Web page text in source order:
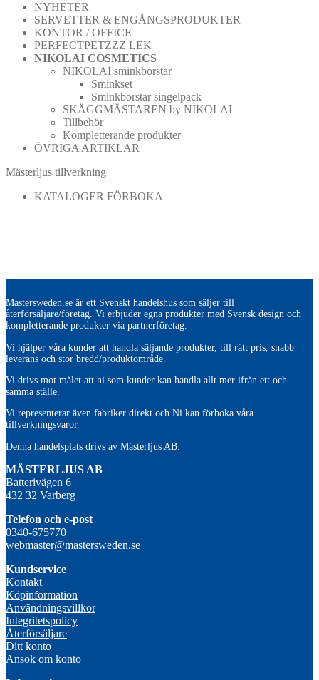
NYHETER
SERVETTER & ENGÅNGSPRODUKTER
KONTOR / OFFICE
PERFECTPETZZZ LEK
NIKOLAI COSMETICS
NIKOLAI sminkborstar
Sminkset
Sminkborstar singelpack
SKÄGGMÄSTAREN by NIKOLAI
Tillbehör
Kompletterande produkter
ÖVRIGA ARTIKLAR
Mästerljus tillverkning
KATALOGER FÖRBOKA
Mastersweden.se är ett Svenskt handelshus som säljer till
återförsäljare/företag. Vi erbjuder egna produkter med Svensk design och
kompletterande produkter via partnerföretag.
Vi hjälper våra kunder att handla säljande produkter, till rätt pris, snabb
leverans och stor bredd/produktområde.
Vi drivs mot målet att ni som kunder kan handla allt mer ifrån ett och
samma ställe.
Vi representerar även fabriker direkt och Ni kan förboka våra
tillverkningsvaror.
Denna handelsplats drivs av Mästerljus AB.
MÄSTERLJUS AB
Batterivägen 6
432 32 Varberg
Telefon och e-post
0340-675770
webmaster@mastersweden.se
Kundservice
Kontakt
Köpinformation
Användningsvillkor
Integritetspolicy
Återförsäljare
Ditt konto
Ansök om konto